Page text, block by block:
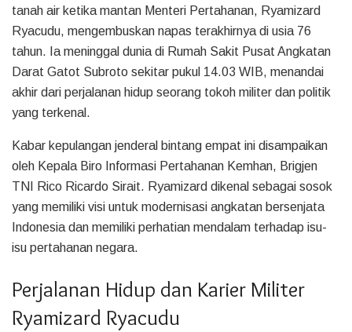
tanah air ketika mantan Menteri Pertahanan, Ryamizard
Ryacudu, mengembuskan napas terakhirnya di usia 76
tahun. Ia meninggal dunia di Rumah Sakit Pusat Angkatan
Darat Gatot Subroto sekitar pukul 14.03 WIB, menandai
akhir dari perjalanan hidup seorang tokoh militer dan politik
yang terkenal.
Kabar kepulangan jenderal bintang empat ini disampaikan
oleh Kepala Biro Informasi Pertahanan Kemhan, Brigjen
TNI Rico Ricardo Sirait. Ryamizard dikenal sebagai sosok
yang memiliki visi untuk modernisasi angkatan bersenjata
Indonesia dan memiliki perhatian mendalam terhadap isu-
isu pertahanan negara.
Perjalanan Hidup dan Karier Militer
Ryamizard Ryacudu